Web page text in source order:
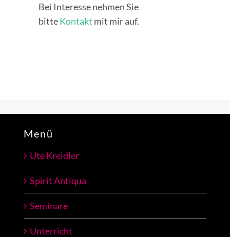
Bei Interesse nehmen Sie
bitteKontakt mit mir auf.
Menü
Ute Kreidler
Spirit Antiqua
Seminare
Unterricht